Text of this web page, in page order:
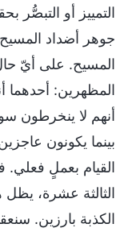
التمييز أو التبصُّر
جوهر أضداد
المسيح. على أيّ
المظهرين: أحدهما
أنهم لا ينخرطون
بينما يكونون
القيام بعملٍ فعلي.
الثالثة عشرة، يظل
الكذبة بارزين.